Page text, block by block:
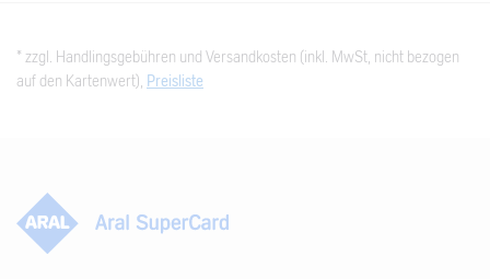
* zzgl. Handlingsgebühren und Versandkosten (inkl. MwSt, nicht bezogen
auf den Kartenwert),
Preisliste